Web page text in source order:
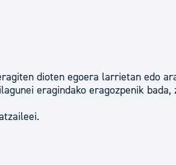
dioten egoera larrietan edo
eragindako eragozpenik